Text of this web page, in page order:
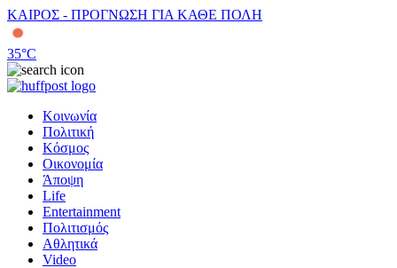
ΚΑΙΡΟΣ - ΠΡΟΓΝΩΣΗ ΓΙΑ ΚΑΘΕ ΠΟΛΗ
35°C
Κοινωνία
Πολιτική
Κόσμος
Οικονομία
Άποψη
Life
Entertainment
Πολιτισμός
Αθλητικά
Video